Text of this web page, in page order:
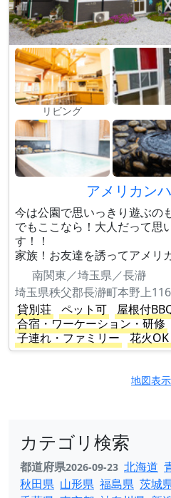
リビング
アメリカン
今は公園で思いっきり遊ぶの
でもここなら！大人だって思
す！！
家族！お友達を誘ってアメリ
南関東／埼玉県／長瀞
埼玉県秩父郡長瀞町本野上
貸別荘
ペット可 屋根付
合宿・ワーケーション・研修
子連れ・ファミリー
花火OK
地図表示
カテゴリ検索
都道府県2026-09-23 北海道
秋田県 山形県 福島県 茨城